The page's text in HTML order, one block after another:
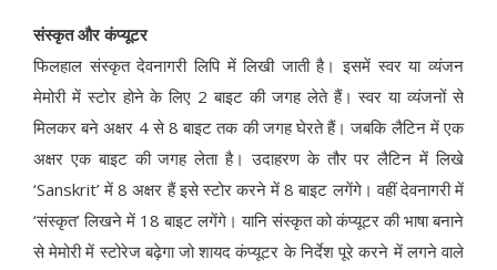
संस्कृत और कंप्यूटर
फिलहाल संस्कृत देवनागरी लिपि में लिखी जाती है। इसमें स्वर या व्यंजन
मेमोरी में स्टोर होने के लिए 2 बाइट की जगह लेते हैं। स्वर या व्यंजनों से
मिलकर बने अक्षर 4 से 8 बाइट तक की जगह घेरते हैं। जबकि लैटिन में एक
अक्षर एक बाइट की जगह लेता है। उदाहरण के तौर पर लैटिन में लिखे
‘Sanskrit’ में 8 अक्षर हैं इसे स्टोर करने में 8 बाइट लगेंगे। वहीं देवनागरी में
‘संस्कृत’ लिखने में 18 बाइट लगेंगे। यानि संस्कृत को कंप्यूटर की भाषा बनाने
से मेमोरी में स्टोरेज बढ़ेगा जो शायद कंप्यूटर के निर्देश पूरे करने में लगने वाले